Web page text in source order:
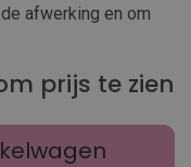
afwerking en om
prijs te zien